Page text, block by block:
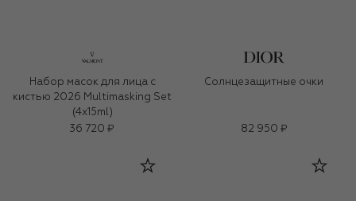
Набор масок для лица с
кистью 2026 Multimasking Set
(4x15ml)
36 720 ₽
Солнцезащитные очки
82 950 ₽